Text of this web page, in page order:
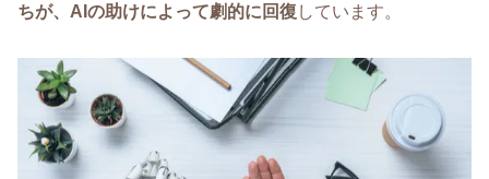
ちが、AIの助けによって劇的に回復 しています。